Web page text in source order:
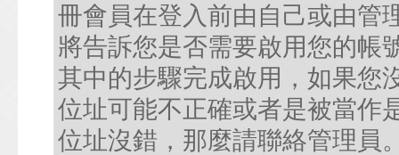
冊會員在登入前由自己或由管
將告訴您是否需要啟用您的帳
其中的步驟完成啟用，如果您
位址可能不正確或者是被當作
位址沒錯，那麼請聯絡管理員